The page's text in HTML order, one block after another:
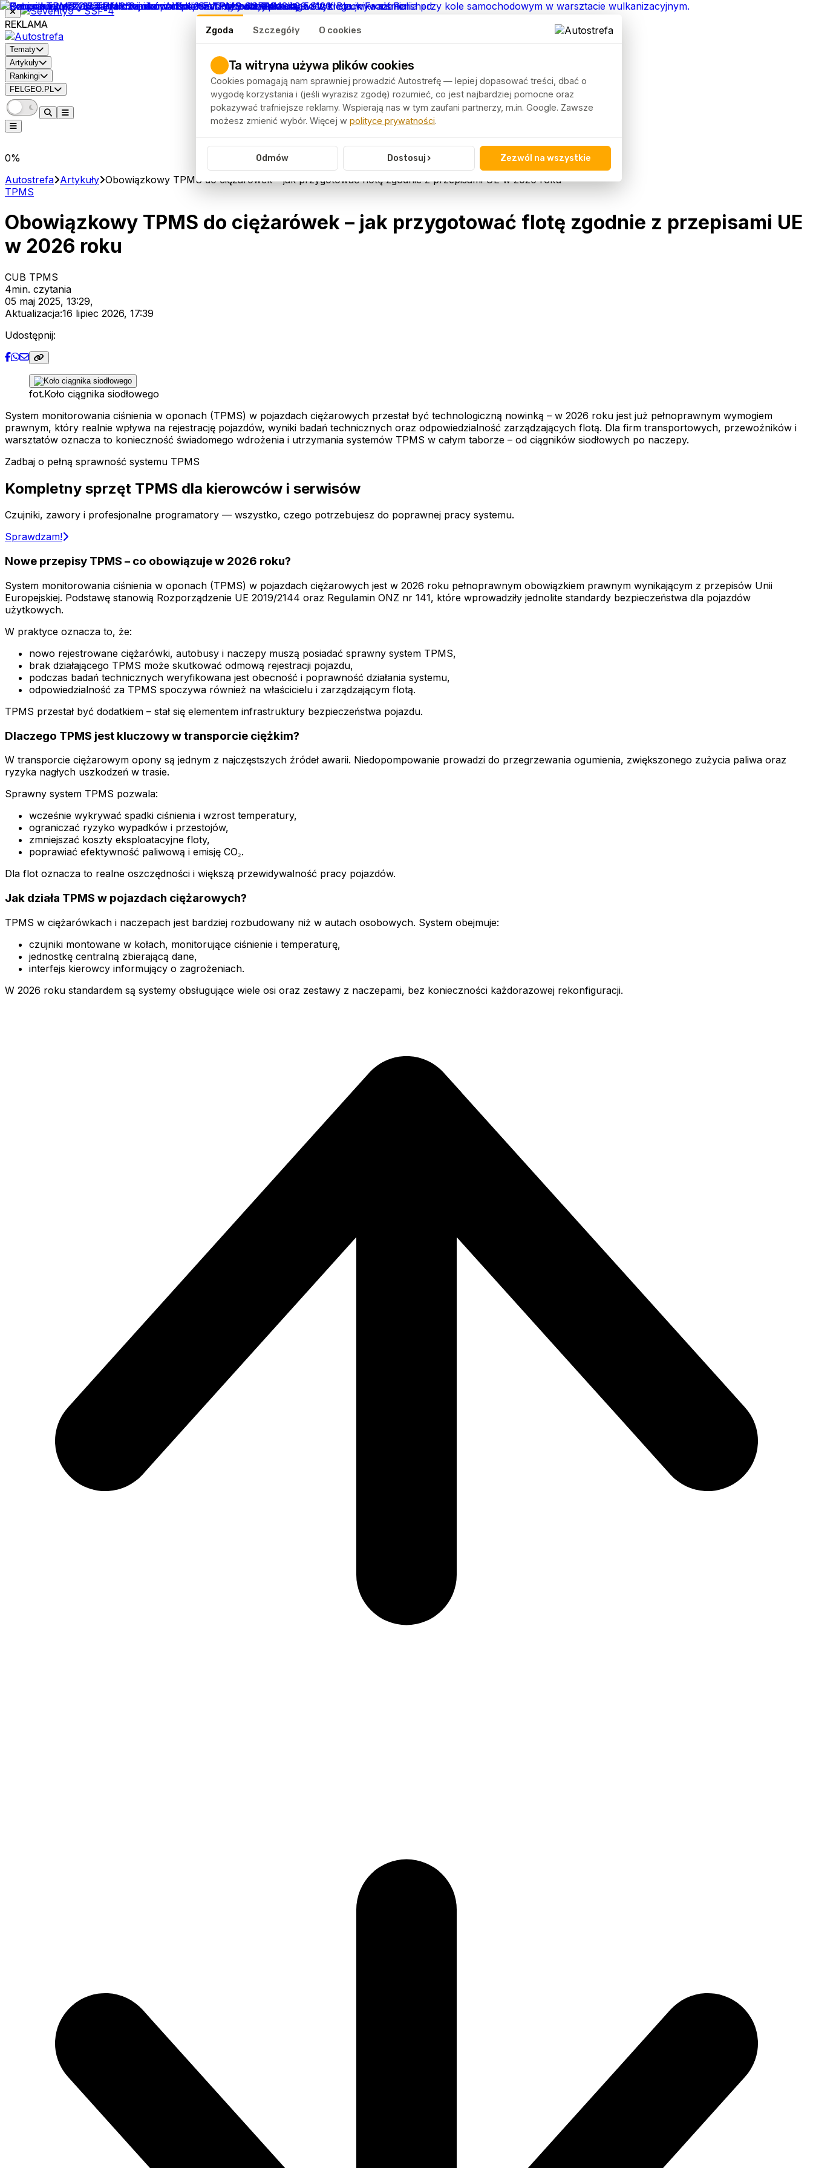
Zgoda Szczegóły O cookies
Ta witryna używa plików cookies
Cookies pomagają nam sprawniej prowadzić Autostrefę — lepiej dopasować treści, dbać o
wygodę korzystania i (jeśli wyrazisz zgodę) rozumieć, co jest najbardziej pomocne oraz
pokazywać trafniejsze reklamy. Wspierają nas w tym zaufani partnerzy, m.in. Google. Zawsze
możesz zmienić wybór. Więcej w polityce prywatności.
Odmów Dostosuj › Zezwól na wszystkie
REKLAMA
Tematy
Artykuły
Rankingi
FELGEO.PL
0%
Autostrefa Artykuły Obowiązkowy TPMS do ciężarówek – jak przygotować flotę zgodnie z przepisami UE w 2026 roku
TPMS
Obowiązkowy TPMS do ciężarówek – jak przygotować flotę zgodnie z przepisami UE
w 2026 roku
CUB TPMS
4min. czytania
05 maj 2025, 13:29,
Aktualizacja:16 lipiec 2026, 17:39
Udostępnij:
fot.Koło ciągnika siodłowego
System monitorowania ciśnienia w oponach (TPMS) w pojazdach ciężarowych przestał być technologiczną nowinką – w 2026 roku jest już pełnoprawnym wymogiem
prawnym, który realnie wpływa na rejestrację pojazdów, wyniki badań technicznych oraz odpowiedzialność zarządzających flotą. Dla firm transportowych, przewoźników i
warsztatów oznacza to konieczność świadomego wdrożenia i utrzymania systemów TPMS w całym taborze – od ciągników siodłowych po naczepy.
Zadbaj o pełną sprawność systemu TPMS
Kompletny sprzęt TPMS dla kierowców i serwisów
Czujniki, zawory i profesjonalne programatory — wszystko, czego potrzebujesz do poprawnej pracy systemu.
Sprawdzam!
Nowe przepisy TPMS – co obowiązuje w 2026 roku?
System monitorowania ciśnienia w oponach (TPMS) w pojazdach ciężarowych jest w 2026 roku pełnoprawnym obowiązkiem prawnym wynikającym z przepisów Unii
Europejskiej. Podstawę stanowią Rozporządzenie UE 2019/2144 oraz Regulamin ONZ nr 141, które wprowadziły jednolite standardy bezpieczeństwa dla pojazdów
użytkowych.
W praktyce oznacza to, że:
nowo rejestrowane ciężarówki, autobusy i naczepy muszą posiadać sprawny system TPMS,
brak działającego TPMS może skutkować odmową rejestracji pojazdu,
podczas badań technicznych weryfikowana jest obecność i poprawność działania systemu,
odpowiedzialność za TPMS spoczywa również na właścicielu i zarządzającym flotą.
TPMS przestał być dodatkiem – stał się elementem infrastruktury bezpieczeństwa pojazdu.
Dlaczego TPMS jest kluczowy w transporcie ciężkim?
W transporcie ciężarowym opony są jednym z najczęstszych źródeł awarii. Niedopompowanie prowadzi do przegrzewania ogumienia, zwiększonego zużycia paliwa oraz
ryzyka nagłych uszkodzeń w trasie.
Sprawny system TPMS pozwala:
wcześnie wykrywać spadki ciśnienia i wzrost temperatury,
ograniczać ryzyko wypadków i przestojów,
zmniejszać koszty eksploatacyjne floty,
poprawiać efektywność paliwową i emisję CO₂.
Dla flot oznacza to realne oszczędności i większą przewidywalność pracy pojazdów.
Jak działa TPMS w pojazdach ciężarowych?
TPMS w ciężarówkach i naczepach jest bardziej rozbudowany niż w autach osobowych. System obejmuje:
czujniki montowane w kołach, monitorujące ciśnienie i temperaturę,
jednostkę centralną zbierającą dane,
interfejs kierowcy informujący o zagrożeniach.
W 2026 roku standardem są systemy obsługujące wiele osi oraz zestawy z naczepami, bez konieczności każdorazowej rekonfiguracji.